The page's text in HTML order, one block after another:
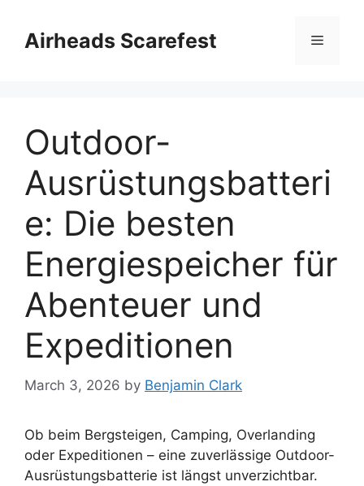
contentAirheads Scarefest Menu
Outdoor-
Ausrüstungsbatteri
e: Die besten
Energiespeicher für
Abenteuer und
Expeditionen
March 3, 2026 by Benjamin Clark
Ob beim Bergsteigen, Camping, Overlanding
oder Expeditionen – eine zuverlässige Outdoor-
Ausrüstungsbatterie ist längst unverzichtbar.